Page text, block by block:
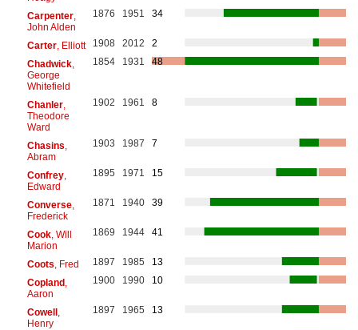
Carpenter,
John Alden
1876 1951 34
Carter, Elliott 1908 2012
2
Chadwick,
George
Whitefield
1854 1931 48
Chanler,
Theodore
Ward
1902 1961 8
Chasins
Abram
1903 1987 7
Confrey,
Edward
1895 1971 15
Converse,
Frederick
1871 1940 39
Cook, Will
Marion
1869 1944 41
Coots , Fred 1897 1985
13
Copland,
Aaron
1900 1990 10
Cowell,
Henry
1897 1965 13